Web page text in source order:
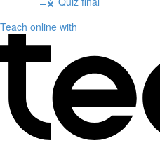
Teach online with